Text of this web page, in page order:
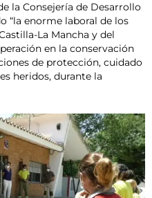
la Consejería de Desarrollo
“la enorme laboral de los
La Mancha y del
en la conservación
de protección, cuidado
heridos, durante la